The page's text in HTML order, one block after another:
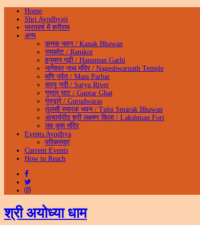
Home
Shri Ayodhyaji
भारतवर्ष में श्रीराम
अन्य
कनक भवन / Kanak Bhawan
रामकोट / Ramkot
हनुमान गढ़ी / Hanuman Garhi
नागेश्वर नाथ मंदिर / Nageshwarnath Temple
मणि पर्वत / Mani Parbat
सरयू नदी / Saryu River
गुप्तार घाट / Guptar Ghat
गुरुद्वारे / Gurudwaras
तुलसी स्मारक भवन / Tulsi Smarak Bhawan
आचार्यपीठ श्री लक्ष्मण किला / Lakshman Fort
लव कुश मंदिर
Events Ayodhya
परिक्रमाएं
Current Events
How to Reach
श्री अयोध्या धाम